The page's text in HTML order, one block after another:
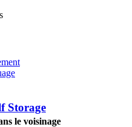
Storage
le voisinage